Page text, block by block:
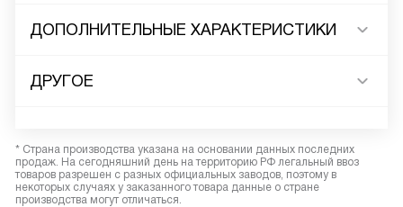
ДОПОЛНИТЕЛЬНЫЕ ХАРАКТЕРИСТИКИ
ДРУГОЕ
* Страна производства указана на основании данных последних
продаж. На сегодняшний день на территорию РФ легальный ввоз
товаров разрешен с разных официальных заводов, поэтому в
некоторых случаях у заказанного товара данные о стране
производства могут отличаться.